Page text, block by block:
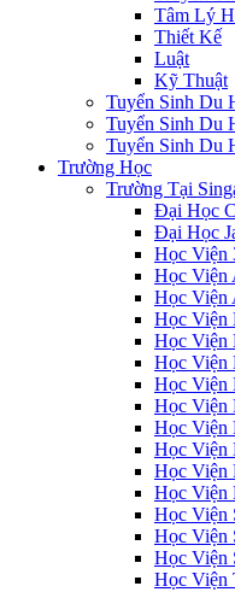
Tâm Lý
Thiết Kế
Luật
Kỹ Thuật
Tuyển Sinh Du
Tuyển Sinh Du
Tuyển Sinh Du
Trường Học
Trường Tại
Đại Học
Đại Học
Học Viện
Học
Học Viện
Học Viện
Học Viện
Học Viện
Học Viện
Học Viện
Học Viện
Học Viện
Học Viện
Học Viện
Học Viện
Học Viện
Học Viện
Học Viện